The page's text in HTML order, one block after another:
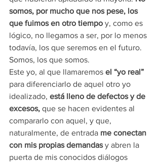
somos, por mucho que nos pese, los
que fuimos en otro tiempo y, como es
lógico, no llegamos a ser, por lo menos
todavía, los que seremos en el futuro.
Somos, los que somos.
Este yo, al que llamaremos el “yo real”
para diferenciarlo de aquel otro yo
idealizado, está lleno de defectos y de
excesos, que se hacen evidentes al
compararlo con aquel, y que,
naturalmente, de entrada me conectan
con mis propias demandas y abren la
puerta de mis conocidos diálogos